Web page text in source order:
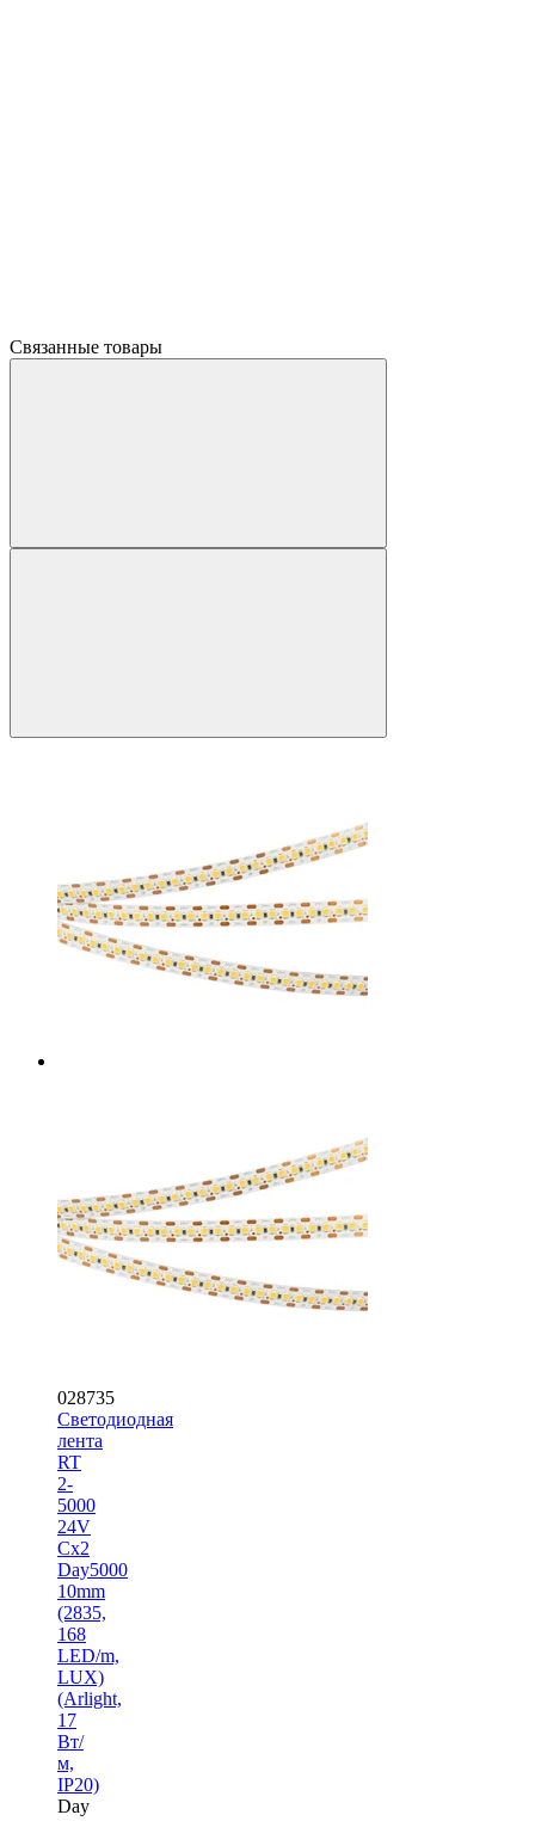
Связанные товары
028735
Светодиодная
лента
RT
2-
5000
24V
Cx2
Day5000
10mm
(2835,
168
LED/m,
LUX)
(Arlight,
17
Вт/
м,
IP20)
Day